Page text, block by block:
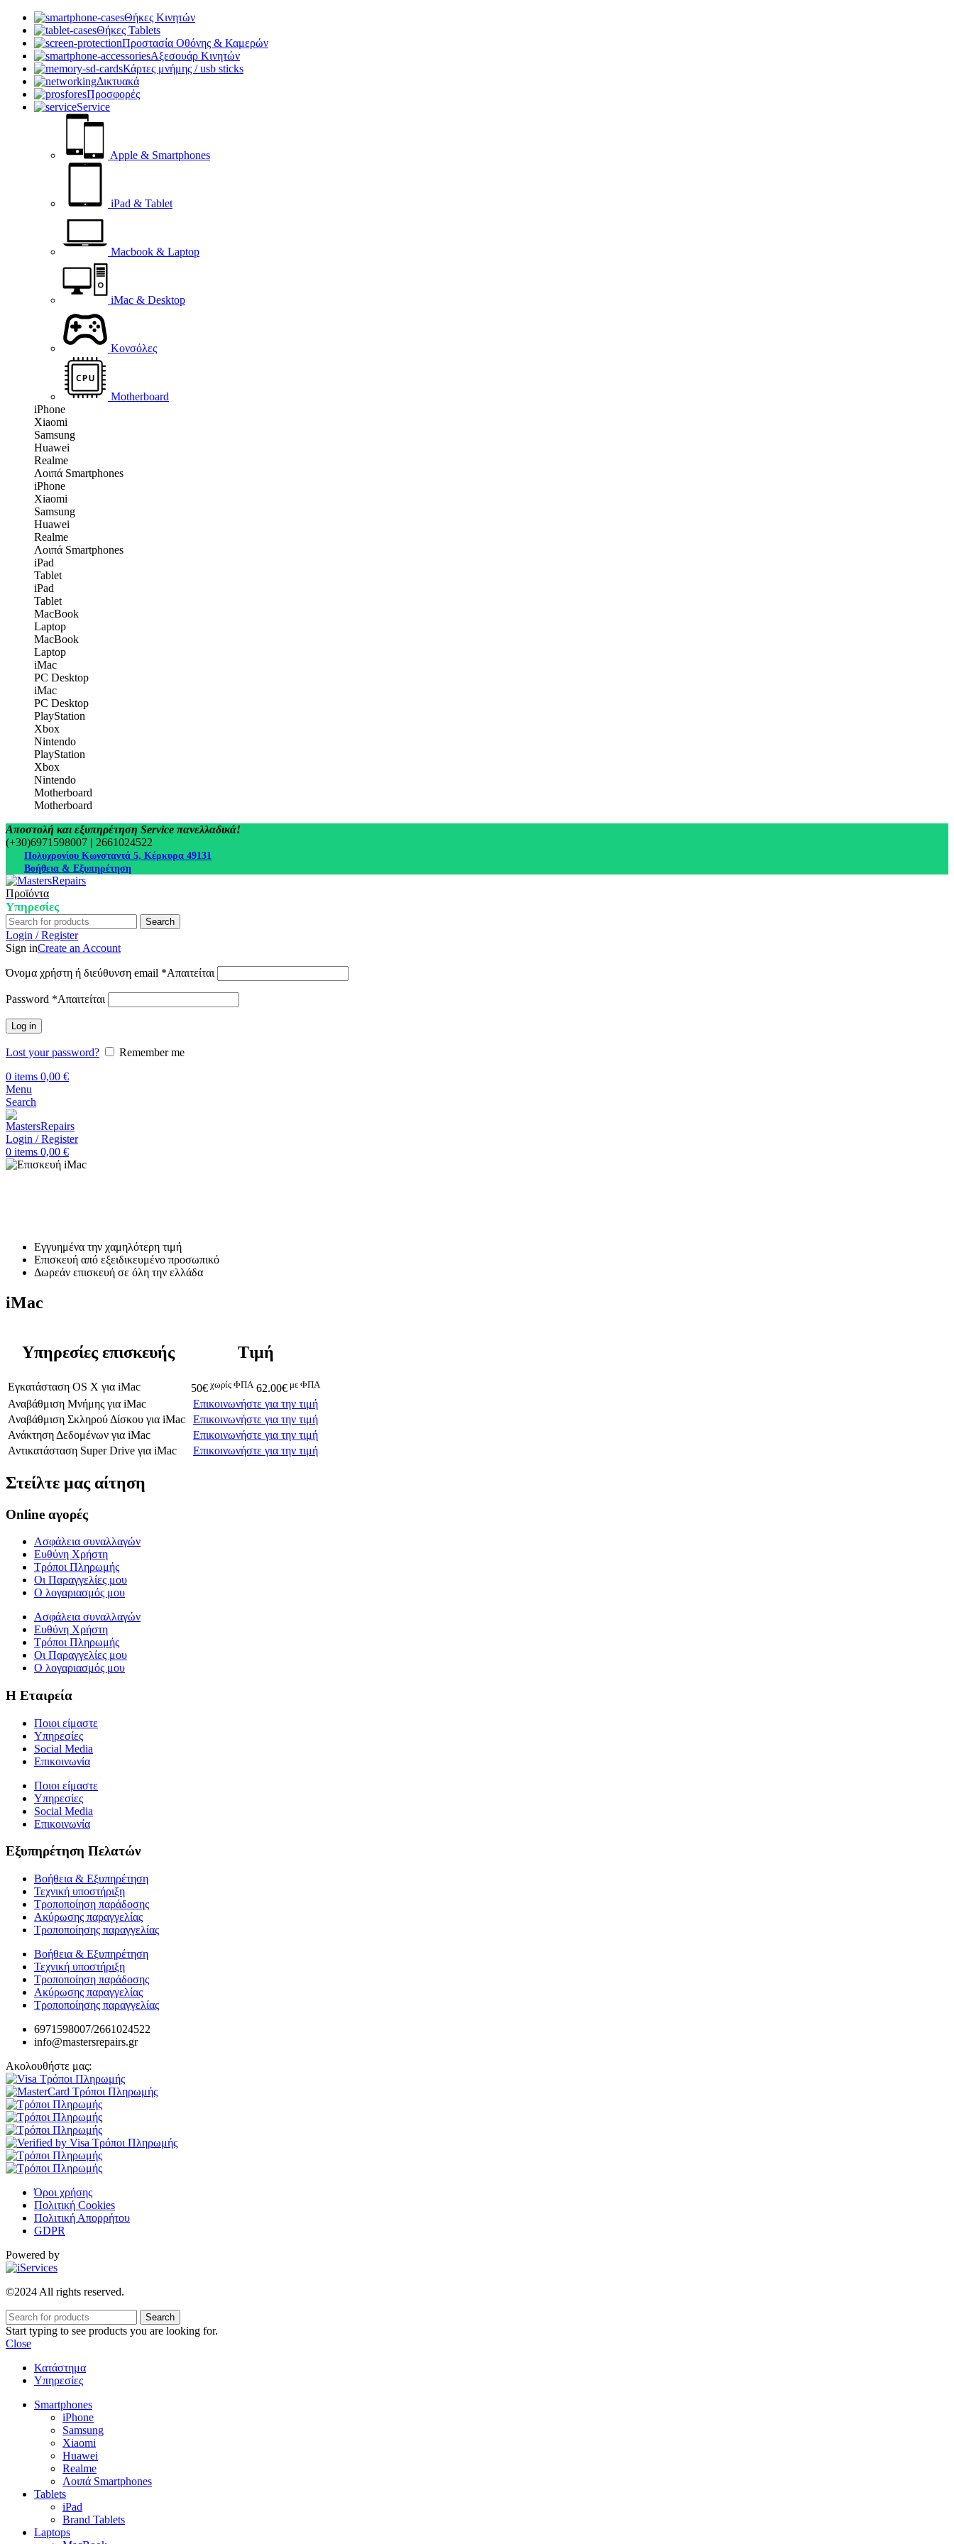
Θήκες Κινητών
Θήκες Tablets
Προστασία Οθόνης & Καμερών
Αξεσουάρ Κινητών
Κάρτες μνήμης / usb sticks
Δικτυακά
Προσφορές
Service
Apple & Smartphones
iPad & Tablet
Macbook & Laptop
iMac & Desktop
Κονσόλες
Motherboard
iPhone
Xiaomi
Samsung
Huawei
Realme
Λοιπά Smartphones
iPhone
Xiaomi
Samsung
Huawei
Realme
Λοιπά Smartphones
iPad
Tablet
iPad
Tablet
MacBook
Laptop
MacBook
Laptop
iMac
PC Desktop
iMac
PC Desktop
PlayStation
Xbox
Nintendo
PlayStation
Xbox
Nintendo
Motherboard
Motherboard
Αποστολή και εξυπηρέτηση Service πανελλαδικά!
(+30)6971598007 | 2661024522
Πολυχρονίου Κωνσταντά 5, Κέρκυρα 49131
Βοήθεια & Εξυπηρέτηση
Προϊόντα
Υπηρεσίες
Search
Login / Register
Sign inCreate an Account
Όνομα χρήστη ή διεύθυνση email *Απαιτείται
Password *Απαιτείται
Log in
Lost your password?
Remember me
0 items 0,00 €
Menu
Search
Login / Register
0 items 0,00 €
Εγγυημένα την χαμηλότερη τιμή
Επισκευή από εξειδικευμένο προσωπικό
Δωρεάν επισκευή σε όλη την ελλάδα
iMac
Υπηρεσίες επισκευής Τιμή
Εγκατάσταση OS X για iMac 50€ χωρίς ΦΠΑ 62.00€ με ΦΠΑ
Αναβάθμιση Μνήμης για iMac
Επικοινωνήστε για την τιμή
Αναβάθμιση Σκληρού Δίσκου για iMac
Επικοινωνήστε για την τιμή
Ανάκτηση Δεδομένων για iMac
Επικοινωνήστε για την τιμή
Αντικατάσταση Super Drive για iMac Επικοινωνήστε για την τιμή
Στείλτε μας αίτηση
Online αγορές
Ασφάλεια συναλλαγών
Ευθύνη Χρήστη
Τρόποι Πληρωμής
Οι Παραγγελίες μου
Ο λογαριασμός μου
Ασφάλεια συναλλαγών
Ευθύνη Χρήστη
Τρόποι Πληρωμής
Οι Παραγγελίες μου
Ο λογαριασμός μου
Η Εταιρεία
Ποιοι είμαστε
Υπηρεσίες
Social Media
Επικοινωνία
Ποιοι είμαστε
Υπηρεσίες
Social Media
Επικοινωνία
Εξυπηρέτηση Πελατών
Βοήθεια & Εξυπηρέτηση
Τεχνική υποστήριξη
Τροποποίηση παράδοσης
Ακύρωσης παραγγελίας
Τροποποίησης παραγγελίας
Βοήθεια & Εξυπηρέτηση
Τεχνική υποστήριξη
Τροποποίηση παράδοσης
Ακύρωσης παραγγελίας
Τροποποίησης παραγγελίας
6971598007/2661024522
info@mastersrepairs.gr
Ακολουθήστε μας:
Όροι χρήσης
Πολιτική Cookies
Πολιτική Απορρήτου
GDPR
Powered by
©2024 All rights reserved.
Search
Start typing to see products you are looking for.
Close
Κατάστημα
Υπηρεσίες
Smartphones
iPhone
Samsung
Xiaomi
Huawei
Realme
Λοιπά Smartphones
Tablets
iPad
Brand Tablets
Laptops